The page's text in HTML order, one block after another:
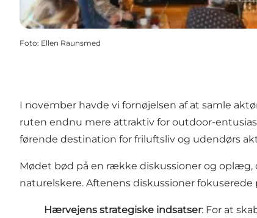
Foto: Ellen Raunsmed
I november havde vi fornøjelsen af at samle
ruten endnu mere attraktiv for outdoor-
førende destination for friluftsliv og udendørs
Mødet bød på en række diskussioner og
naturelskere. Aftenens diskussioner fokuserede
Hærvejens strategiske indsatser: For at